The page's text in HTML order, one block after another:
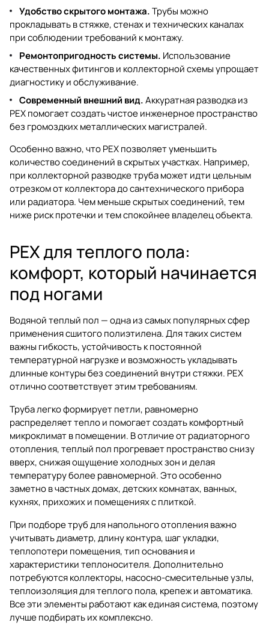
Удобство скрытого монтажа.Трубы можно
прокладывать в стяжке, стенах и технических каналах
при соблюдении требований к монтажу.
Ремонтопригодность системы. Использование
качественных фитингов и коллекторной схемы упрощает
диагностику и обслуживание.
Современный внешний вид.Аккуратная разводка из
PEX помогает создать чистое инженерное пространство
без громоздких металлических магистралей.
Особенно важно, что PEX позволяет уменьшить
количество соединений в скрытых участках. Например,
при коллекторной разводке труба может идти цельным
отрезком от коллектора до сантехнического прибора
или радиатора. Чем меньше скрытых соединений, тем
ниже риск протечки и тем спокойнее владелец объекта.
PEX для теплого пола:
комфорт, который начинается
под ногами
Водяной теплый пол — одна из самых популярных сфер
применения сшитого полиэтилена. Для таких систем
важны гибкость, устойчивость к постоянной
температурной нагрузке и возможность укладывать
длинные контуры без соединений внутри стяжки. PEX
отлично соответствует этим требованиям.
Труба легко формирует петли, равномерно
распределяет тепло и помогает создать комфортный
микроклимат в помещении. В отличие от радиаторного
отопления, теплый пол прогревает пространство снизу
вверх, снижая ощущение холодных зон и делая
температуру более равномерной. Это особенно
заметно в частных домах, детских комнатах, ванных,
кухнях, прихожих и помещениях с плиткой.
При подборе труб для напольного отопления важно
учитывать диаметр, длину контура, шаг укладки,
теплопотери помещения, тип основания и
характеристики теплоносителя. Дополнительно
потребуютсяколлекторы, насосно-смесительные узлы,
теплоизоляция для теплого пола, крепеж и автоматика.
Все эти элементы работают как единая система, поэтому
лучше подбирать их комплексно.